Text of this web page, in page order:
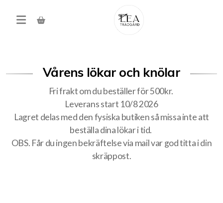
Vårens lökar och knölar
Fri frakt om du beställer för 500kr.
Leverans start 10/8 2026
Lagret delas med den fysiska butiken så missa inte att
beställa dina lökar i tid.
OBS. Får du ingen bekräftelse via mail var god titta i din
skräppost.
Produkter